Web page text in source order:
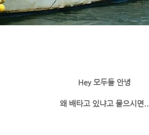
Hey 모두들 안녕
왜 배타고 있냐고 물으시면..